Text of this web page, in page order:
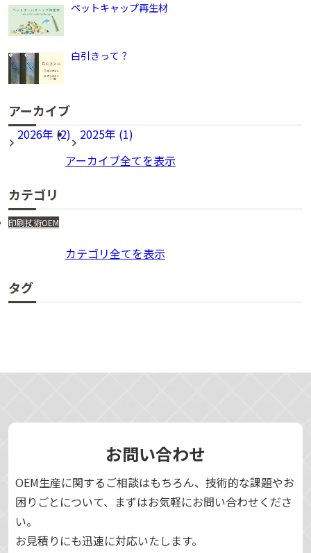
ペットキャップ再生材
白引きって？
アーカイブ
2026年 (2)
2025年 (1)
アーカイブ全てを表示
カテゴリ
印刷技術OEM
カテゴリ全てを表示
タグ
お問い合わせ
OEM生産に関するご相談はもちろん、技術的な課題やお
困りごとについて、まずはお気軽にお問い合わせくださ
い。
お見積りにも迅速に対応いたします。